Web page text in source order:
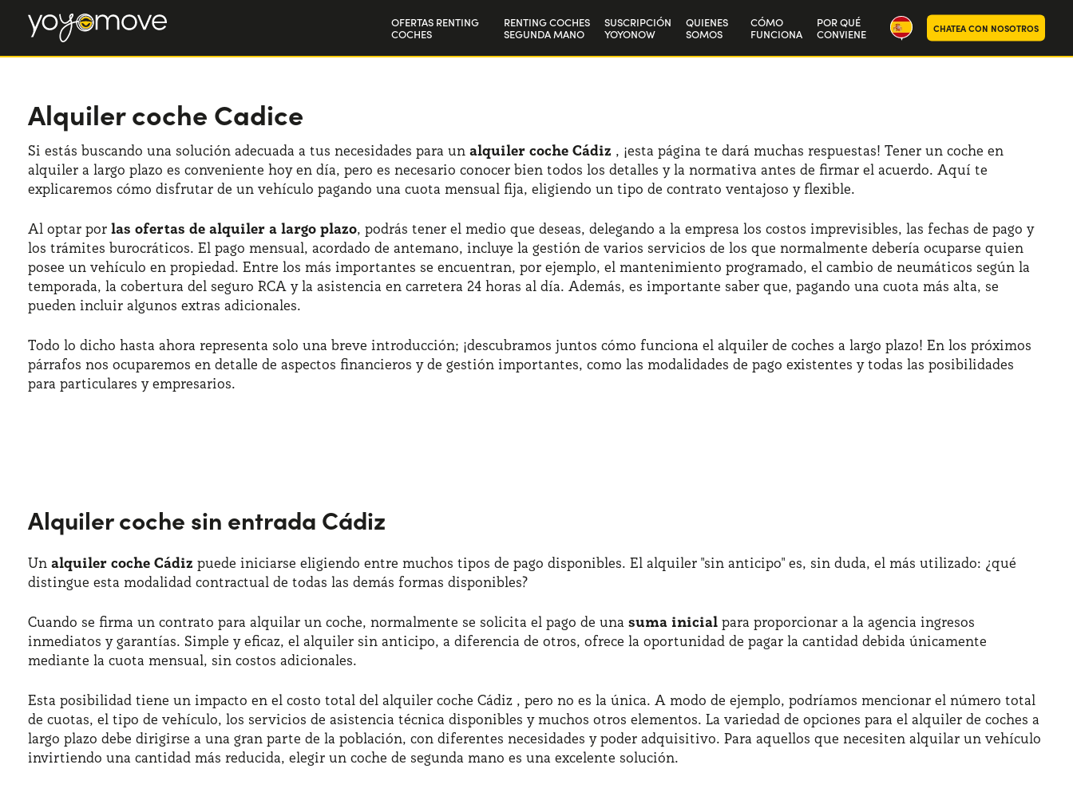
OFERTAS RENTING
COCHES
RENTING COCHES
SEGUNDA MANO
SUSCRIPCIÓN
YOYONOW
QUIENES
SOMOS
CÓMO
FUNCIONA
POR QUÉ
CONVIENE CHATEA CON NOSOTROS
Alquiler coche Cadice
Si estás buscando una solución adecuada a tus necesidades para un alquiler coche Cádiz , ¡esta página te dará muchas respuestas! Tener un coche en
alquiler a largo plazo es conveniente hoy en día, pero es necesario conocer bien todos los detalles y la normativa antes de firmar el acuerdo. Aquí te
explicaremos cómo disfrutar de un vehículo pagando una cuota mensual fija, eligiendo un tipo de contrato ventajoso y flexible.
Al optar por las ofertas de alquiler a largo plazo, podrás tener el medio que deseas, delegando a la empresa los costos imprevisibles, las fechas de pago y
los trámites burocráticos. El pago mensual, acordado de antemano, incluye la gestión de varios servicios de los que normalmente debería ocuparse quien
posee un vehículo en propiedad. Entre los más importantes se encuentran, por ejemplo, el mantenimiento programado, el cambio de neumáticos según la
temporada, la cobertura del seguro RCA y la asistencia en carretera 24 horas al día. Además, es importante saber que, pagando una cuota más alta, se
pueden incluir algunos extras adicionales.
Todo lo dicho hasta ahora representa solo una breve introducción; ¡descubramos juntos cómo funciona el alquiler de coches a largo plazo! En los próximos
párrafos nos ocuparemos en detalle de aspectos financieros y de gestión importantes, como las modalidades de pago existentes y todas las posibilidades
para particulares y empresarios.
Alquiler coche sin entrada Cádiz
Un alquiler coche Cádiz puede iniciarse eligiendo entre muchos tipos de pago disponibles. El alquiler "sin anticipo" es, sin duda, el más utilizado: ¿qué
distingue esta modalidad contractual de todas las demás formas disponibles?
Cuando se firma un contrato para alquilar un coche, normalmente se solicita el pago de una suma inicial para proporcionar a la agencia ingresos
inmediatos y garantías. Simple y eficaz, el alquiler sin anticipo, a diferencia de otros, ofrece la oportunidad de pagar la cantidad debida únicamente
mediante la cuota mensual, sin costos adicionales.
Esta posibilidad tiene un impacto en el costo total del alquiler coche Cádiz , pero no es la única. A modo de ejemplo, podríamos mencionar el número total
de cuotas, el tipo de vehículo, los servicios de asistencia técnica disponibles y muchos otros elementos. La variedad de opciones para el alquiler de coches a
largo plazo debe dirigirse a una gran parte de la población, con diferentes necesidades y poder adquisitivo. Para aquellos que necesiten alquilar un vehículo
invirtiendo una cantidad más reducida, elegir un coche de segunda mano es una excelente solución.